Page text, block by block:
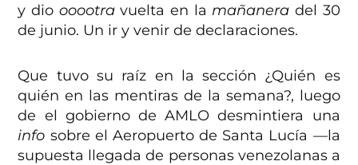
y dio ooootravuelta en la mañanera del 30
de junio. Un ir y venir de declaraciones.
Que tuvo su raíz en la sección ¿Quién es
quién en las mentiras de la semana?, luego
de el gobierno de AMLO desmintiera una
info sobre el Aeropuerto de Santa Lucía —la
supuesta llegada de personas venezolanas a